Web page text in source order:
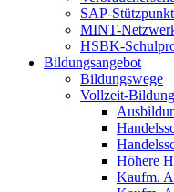
SAP-
MINT-
HSBK-
Bildungsangebot
Bildungswege
Vollzeit-
Höhere
Kaufm.